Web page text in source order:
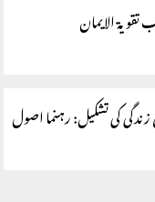
الایمان
کی تشکیل: رہنما اصول